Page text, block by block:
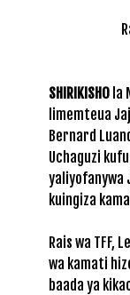
SHIRIKISHO la
limemteua
Bernard
Uchaguzi
yaliyofanywa
kuingiza
Rais wa TFF,
wa kamati
baada ya